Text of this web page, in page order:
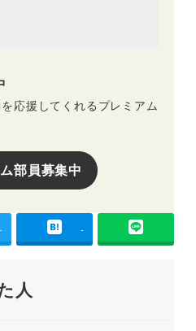
応援してくれるプレミアム
部員募集中
- -
人